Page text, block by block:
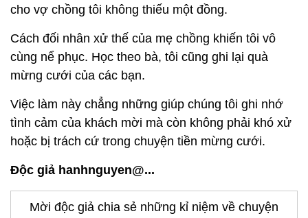
cho vợ chồng tôi không thiếu một đồng.
Cách đối nhân xử thế của mẹ chồng khiến tôi vô
cùng nể phục. Học theo bà, tôi cũng ghi lại quà
mừng cưới của các bạn.
Việc làm này chẳng những giúp chúng tôi ghi nhớ
tình cảm của khách mời mà còn không phải khó xử
hoặc bị trách cứ trong chuyện tiền mừng cưới.
Độc giả hanhnguyen@...
Mời độc giả chia sẻ những kỉ niệm về chuyện